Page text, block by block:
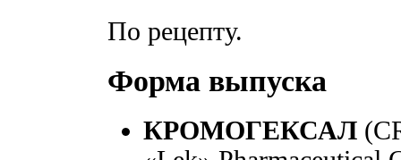
По рецепту.
Форма выпуска
КРОМОГЕКСАЛ